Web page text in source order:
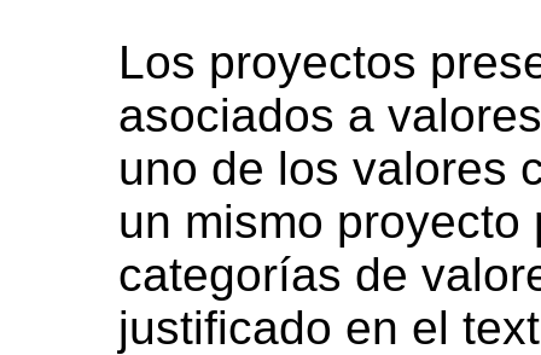
Los proyectos
asociados a
uno de los valores
un mismo
categorías de
justificado en el